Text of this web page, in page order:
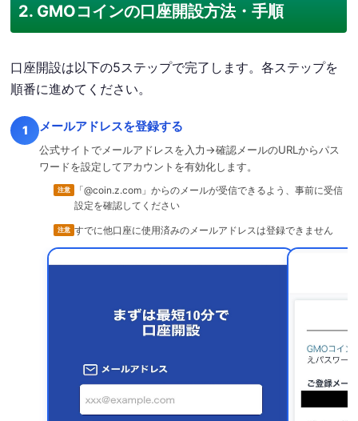
2. GMOコインの口座開設方法・手順
口座開設は以下の5ステップで完了します。各ステップを
順番に進めてください。
1 メールアドレスを登録する
公式サイトでメールアドレスを入力→確認メールのURLからパス
ワードを設定してアカウントを有効化します。
注意
「@coin.z.com」からのメールが受信できるよう、事前に受信
設定を確認してください
注意 すでに他口座に使用済みのメールアドレスは登録できません